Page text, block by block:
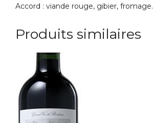
Accord : viande rouge, gibier, fromage.
Produits similaires